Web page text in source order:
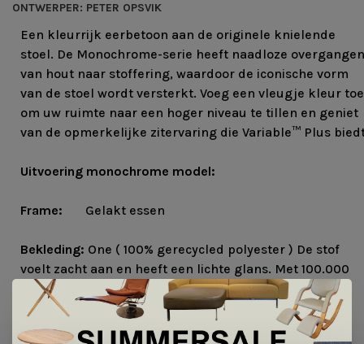
ONTWERPER: PETER OPSVIK
Een kleurrijk eerbetoon aan de originele knielende
stoel. De Monochrome-serie heeft naadloze overgangen
van hout naar stoffering, waardoor de iconische vorm
van de stoel wordt versterkt. Voeg een vleugje kleur toe
om uw ruimte naar een hoger niveau te tillen en geniet
van de opmerkelijke zitervaring die Variable™ Plus
Uitvoering monochrome model:
Frame: Gelakt essen
Bekleding: One ( 100% gerecycled polyester ) De stof
voelt zacht aan en heeft een lichte glans. Met 100.000
Martindale is de stof duurzaam en bestand tegen de
eisen van het dagelijks leven